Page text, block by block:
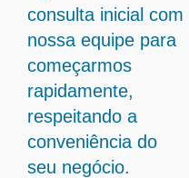
consulta inicial com
nossa equipe para
começarmos
rapidamente,
respeitando a
conveniência do
seu negócio.